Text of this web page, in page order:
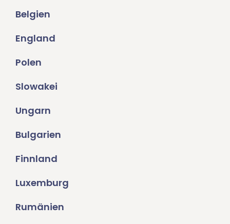
Belgien
England
Polen
Slowakei
Ungarn
Bulgarien
Finnland
Luxemburg
Rumänien